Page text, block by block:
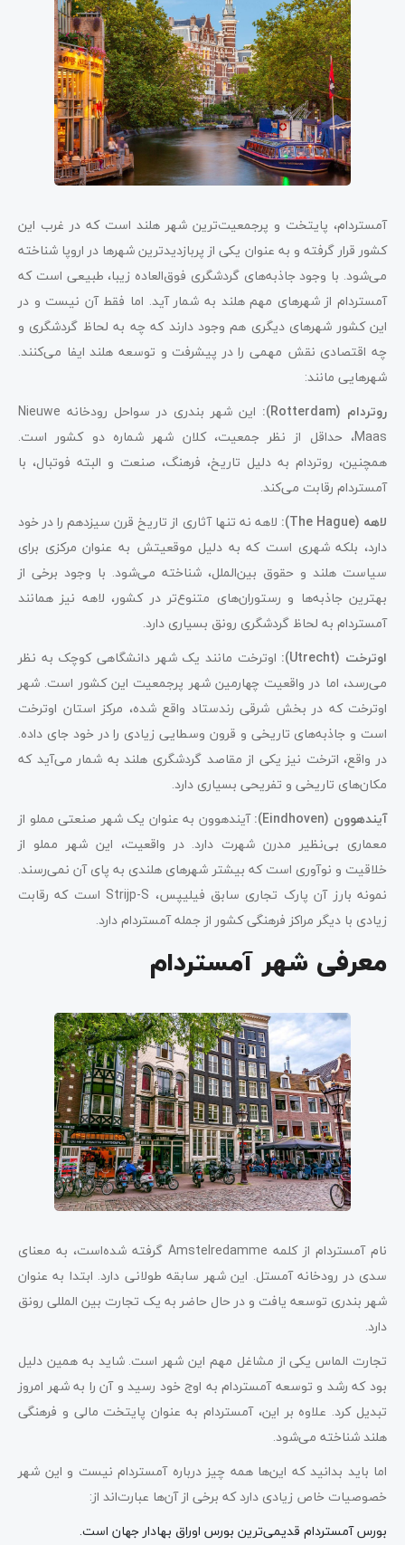
آمستردام، پایتخت و پرجمعیت‌ترین شهر هلند است که در غرب این
کشور قرار گرفته و به عنوان یکی از پربازدیدترین شهرها در اروپا شناخته
می‌شود. با وجود جاذبه‌های گردشگری فوق‌العاده زیبا، طبیعی است که
آمستردام از شهرهای مهم هلند به شمار آید. اما فقط آن نیست و در
این کشور شهرهای دیگری هم وجود دارند که چه به لحاظ گردشگری و
چه اقتصادی نقش مهمی را در پیشرفت و توسعه هلند ایفا می‌کنند.
شهرهایی مانند:
روتردام (Rotterdam):
این شهر بندری در سواحل رودخانه Nieuwe
Maas، حداقل از نظر جمعیت، کلان شهر شماره دو کشور است.
همچنین، روتردام به دلیل تاریخ، فرهنگ، صنعت و البته فوتبال، با
آمستردام رقابت می‌کند.
لاهه (The Hague):
لاهه نه تنها آثاری از تاریخ قرن سیزدهم را در خود
دارد، بلکه شهری است که به دلیل موقعیتش به عنوان مرکزی برای
سیاست هلند و حقوق بین‌الملل، شناخته می‌شود. با وجود برخی از
بهترین جاذبه‌ها و رستوران‌های متنوع‌تر در کشور، لاهه نیز همانند
آمستردام به لحاظ گردشگری رونق بسیاری دارد.
اوترخت (Utrecht):
اوترخت مانند یک شهر دانشگاهی کوچک به نظر
می‌رسد، اما در واقعیت چهارمین شهر پرجمعیت این کشور است. شهر
اوترخت که در بخش شرقی رندستاد واقع شده، مرکز استان اوترخت
است و جاذبه‌های تاریخی و قرون وسطایی زیادی را در خود جای داده.
در واقع، اترخت نیز یکی از مقاصد گردشگری هلند به شمار می‌آید که
مکان‌های تاریخی و تفریحی بسیاری دارد.
آیندهوون (Eindhoven):
آیندهوون به عنوان یک شهر صنعتی مملو از
معماری بی‌نظیر مدرن شهرت دارد. در واقعیت، این شهر مملو از
خلاقیت و نوآوری است که بیشتر شهرهای هلندی به پای آن نمی‌رسند.
نمونه بارز آن پارک تجاری سابق فیلیپس، Strijp-S است که رقابت
زیادی با دیگر مراکز فرهنگی کشور از جمله آمستردام دارد.
معرفی شهر آمستردام
نام آمستردام از کلمه Amstelredamme گرفته شده‌است، به معنای
سدی در رودخانه آمستل. این شهر سابقه طولانی دارد. ابتدا به عنوان
شهر بندری توسعه یافت و در حال حاضر به یک تجارت بین المللی رونق
دارد.
تجارت الماس یکی از مشاغل مهم این شهر است. شاید به همین دلیل
بود که رشد و توسعه آمستردام به اوج خود رسید و آن را به شهر امروز
تبدیل کرد. علاوه بر این، آمستردام به عنوان پایتخت مالی و فرهنگی
هلند شناخته می‌شود.
اما باید بدانید که این‌ها همه چیز درباره آمستردام نیست و این شهر
خصوصیات خاص زیادی دارد که برخی از آن‌ها عبارت‌اند از:
بورس آمستردام قدیمی‌ترین بورس اوراق بهادار جهان است.